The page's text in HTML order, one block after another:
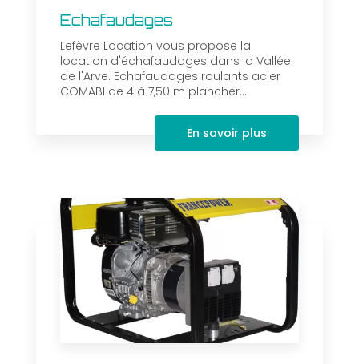
Echafaudages
Lefèvre Location vous propose la
location d'échafaudages dans la Vallée
de l'Arve. Echafaudages roulants acier
COMABI de 4 à 7,50 m plancher....
En savoir plus